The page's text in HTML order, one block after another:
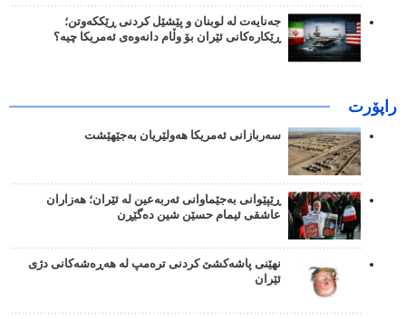
جەنایەت لە لوبنان و پێشێل کردنی ڕێککەوتن؛
ڕێکارەکانی ئێران بۆ وڵام دانەوەی ئەمریکا چیە؟
راپۆرت
سەربازانی ئەمریکا هەولێریان بەجێهێشت
ڕێپێوانی بەجێماوانی ئەربەعین لە ئێران؛ هەزاران
عاشقی ئیمام حسێن شین دەگێڕن
نهێنی پاشەکشێ کردنی ترەمپ لە هەڕەشەکانی دژی
ئێران